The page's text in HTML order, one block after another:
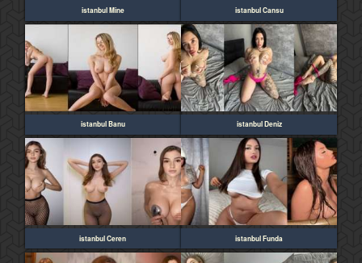
istanbul Mine istanbul Cansu
istanbul Banu istanbul Deniz
istanbul Ceren istanbul Funda